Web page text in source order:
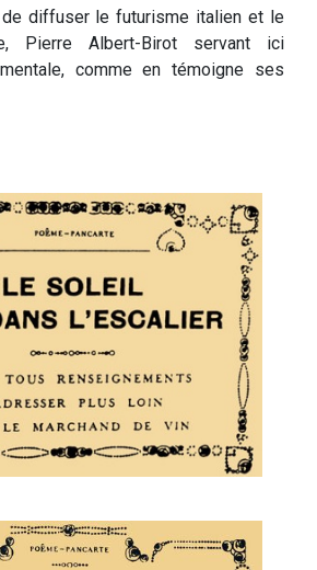
de diffuser le futurisme italien et le
Pierre Albert-Birot servant ici
comme en témoigne ses